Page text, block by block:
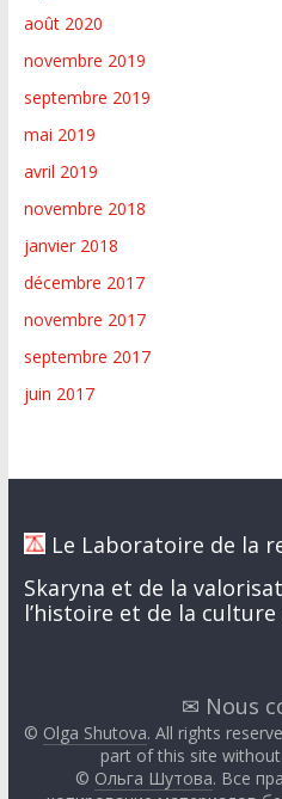
août 2020
novembre 2019
septembre 2019
mai 2019
avril 2019
novembre 2018
janvier 2018
décembre 2017
novembre 2017
septembre 2017
juin 2017
Le Laboratoire de la
Skaryna et de la
l’histoire et de la
✉ Nous
© Olga Shutova. All rights
part of this site
© Ольга Шутова. Все